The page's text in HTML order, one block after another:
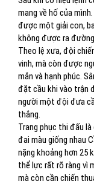
mang về hố của
được một giải con,
không được ra
Theo lệ xưa, đội
vinh, mà còn được
mắn và hạnh phúc.
đặt cầu khi vào trận
người một đội đưa
thắng.
Trang phục thi đấu
đai màu giống nhau
nặng khoảng hơn 25
thể lực rất rõ ràng vì
mà còn cần chiến